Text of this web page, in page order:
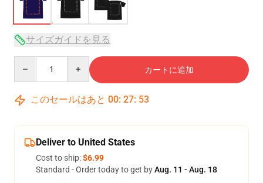
サイズガイドを見る
カートに追加
このセールはあと 00: 27: 53
Deliver to United States
Cost to ship:$6.99
Standard - Order today to get byAug. 11 - Aug. 18